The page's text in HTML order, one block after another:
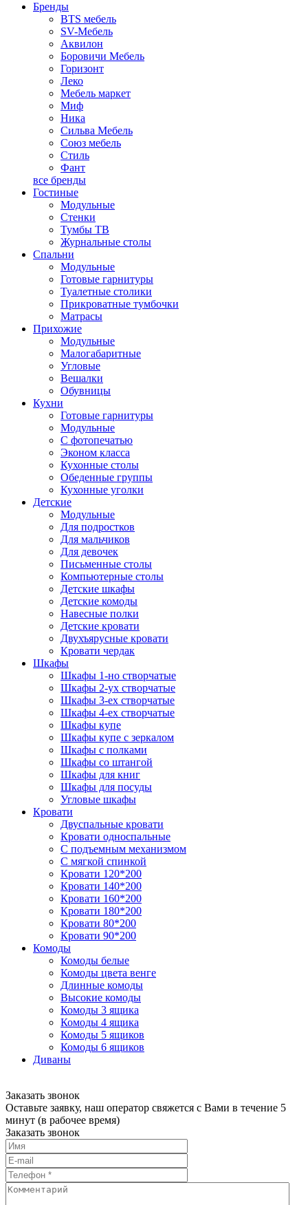
Бренды
BTS мебель
SV-Мебель
Аквилон
Боровичи Мебель
Горизонт
Леко
Мебель маркет
Миф
Ника
Сильва Мебель
Союз мебель
Стиль
Фант
все бренды
Гостиные
Модульные
Стенки
Тумбы ТВ
Журнальные столы
Спальни
Модульные
Готовые гарнитуры
Туалетные столики
Прикроватные тумбочки
Матрасы
Прихожие
Модульные
Малогабаритные
Угловые
Вешалки
Обувницы
Кухни
Готовые гарнитуры
Модульные
С фотопечатью
Эконом класса
Кухонные столы
Обеденные группы
Кухонные уголки
Детские
Модульные
Для подростков
Для мальчиков
Для девочек
Письменные столы
Компьютерные столы
Детские шкафы
Детские комоды
Навесные полки
Детские кровати
Двухъярусные кровати
Кровати чердак
Шкафы
Шкафы 1-но створчатые
Шкафы 2-ух створчатые
Шкафы 3-ех створчатые
Шкафы 4-ех створчатые
Шкафы купе
Шкафы купе с зеркалом
Шкафы с полками
Шкафы со штангой
Шкафы для книг
Шкафы для посуды
Угловые шкафы
Кровати
Двуспальные кровати
Кровати односпальные
С подъемным механизмом
С мягкой спинкой
Кровати 120*200
Кровати 140*200
Кровати 160*200
Кровати 180*200
Кровати 80*200
Кровати 90*200
Комоды
Комоды белые
Комоды цвета венге
Длинные комоды
Высокие комоды
Комоды 3 ящика
Комоды 4 ящика
Комоды 5 ящиков
Комоды 6 ящиков
Диваны
Заказать звонок
Оставьте заявку, наш оператор свяжется с Вами в течение 5
минут (в рабочее время)
Заказать звонок